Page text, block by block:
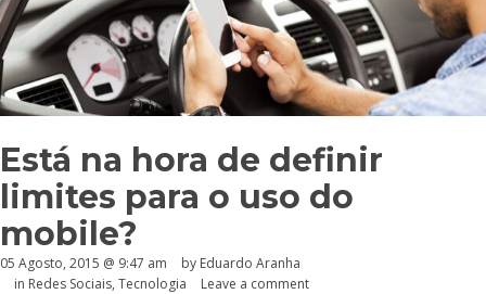
Está na hora de definir
limites para o uso do
mobile?
05 Agosto, 2015 @ 9:47 am by Eduardo Aranha
in Redes Sociais, Tecnologia Leave a comment